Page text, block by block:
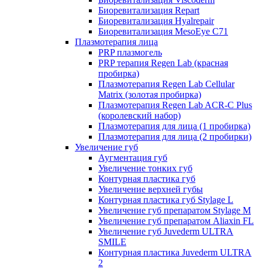
Биоревитализация Repart
Биоревитализация Hyalrepair
Биоревитализация MesoEye C71
Плазмотерапия лица
PRP плазмогель
PRP терапия Regen Lab (красная
пробирка)
Плазмотерапия Regen Lab Cellular
Matrix (золотая пробирка)
Плазмотерапия Regen Lab ACR-C Plus
(королевский набор)
Плазмотерапия для лица (1 пробирка)
Плазмотерапия для лица (2 пробирки)
Увеличение губ
Аугментация губ
Увеличение тонких губ
Контурная пластика губ
Увеличение верхней губы
Контурная пластика губ Stylage L
Увеличение губ препаратом Stylage M
Увеличение губ препаратом Aliaxin FL
Увеличение губ Juvederm ULTRA
SMILE
Контурная пластика Juvederm ULTRA
2